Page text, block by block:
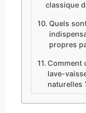
classique
Quels
propres
Comment
lave-
naturelles